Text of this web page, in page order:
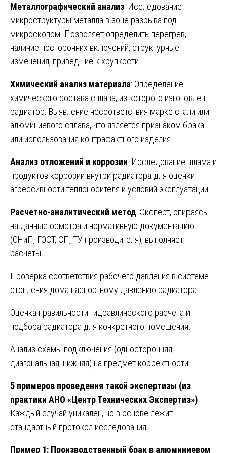
Металлографический анализ: Исследование
микроструктуры металла в зоне разрыва под
микроскопом. Позволяет определить перегрев,
наличие посторонних включений, структурные
изменения, приведшие к хрупкости.
Химический анализ материала: Определение
химического состава сплава, из которого изготовлен
радиатор. Выявление несоответствия марке стали или
алюминиевого сплава, что является признаком брака
или использования контрафактного изделия.
Анализ отложений и коррозии: Исследование шлама и
продуктов коррозии внутри радиатора для оценки
агрессивности теплоносителя и условий эксплуатации.
Расчетно-аналитический метод: Эксперт, опираясь
на данные осмотра и нормативную документацию
(СНиП, ГОСТ, СП, ТУ производителя), выполняет
расчеты:
Проверка соответствия рабочего давления в системе
отопления дома паспортному давлению радиатора.
Оценка правильности гидравлического расчета и
подбора радиатора для конкретного помещения.
Анализ схемы подключения (односторонняя,
диагональная, нижняя) на предмет корректности.
5 примеров проведения такой экспертизы (из
практики АНО «Центр Технических Экспертиз»)
Каждый случай уникален, но в основе лежит
стандартный протокол исследования.
Пример 1: Производственный брак в алюминиевом